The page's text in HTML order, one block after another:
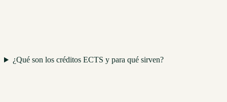
¿Qué son los créditos ECTS y para qué sirven?